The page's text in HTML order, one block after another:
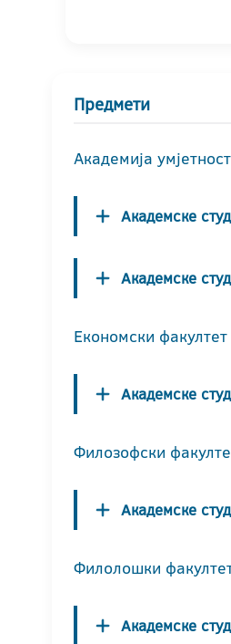
Предмети
Академија
Академске
Академске
Економски факултет
Академске
Филозофски
Академске
Филолошки
Академске